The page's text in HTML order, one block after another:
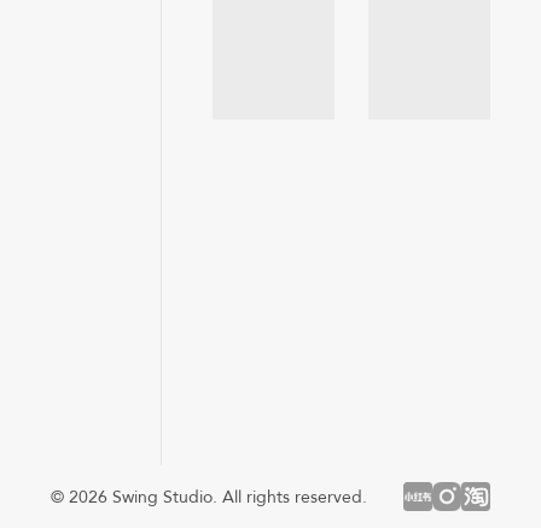
© 2026 Swing Studio. All rights reserved.